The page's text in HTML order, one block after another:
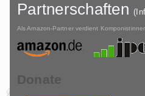
Partnerschaften
Als Amazon-Partner verdient
Donate